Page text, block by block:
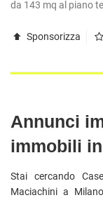
da 143 mq al piano
Sponsorizza
Annunci
immobili
Stai cercando
Maciachini a